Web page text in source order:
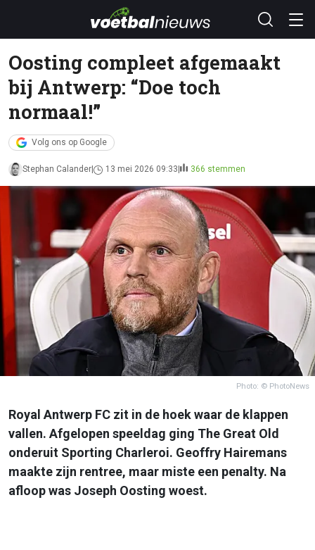
Oosting compleet afgemaakt
bij Antwerp: “Doe toch
normaal!”
Volg ons op Google
Stephan Calander 13 mei 2026 09:33 366 stemmen
Photo: © PhotoNews
Royal Antwerp FC zit in de hoek waar de klappen
vallen. Afgelopen speeldag ging The Great Old
onderuit Sporting Charleroi. Geoffry Hairemans
maakte zijn rentree, maar miste een penalty. Na
afloop was Joseph Oosting woest.